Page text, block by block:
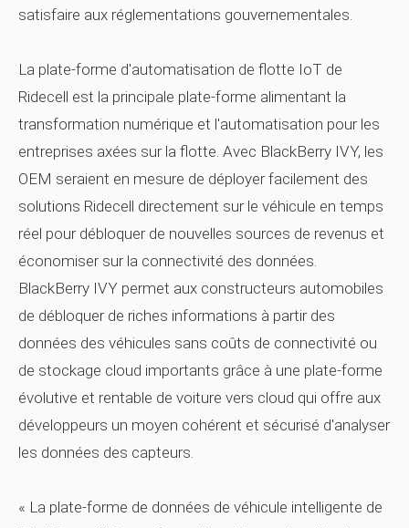
satisfaire aux réglementations gouvernementales.
La plate-forme d'automatisation de flotte IoT de
Ridecell est la principale plate-forme alimentant la
transformation numérique et l'automatisation pour les
entreprises axées sur la flotte. Avec BlackBerry IVY, les
OEM seraient en mesure de déployer facilement des
solutions Ridecell directement sur le véhicule en temps
réel pour débloquer de nouvelles sources de revenus et
économiser sur la connectivité des données.
BlackBerry IVY permet aux constructeurs automobiles
de débloquer de riches informations à partir des
données des véhicules sans coûts de connectivité ou
de stockage cloud importants grâce à une plate-forme
évolutive et rentable de voiture vers cloud qui offre aux
développeurs un moyen cohérent et sécurisé d'analyser
les données des capteurs.
« La plate-forme de données de véhicule intelligente de